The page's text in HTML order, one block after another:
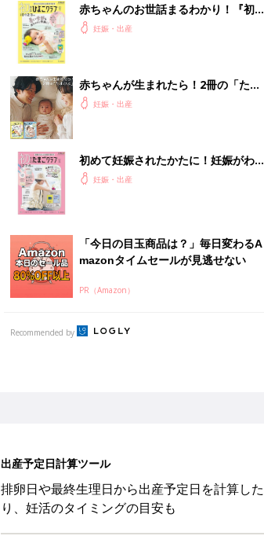
赤ちゃんのお世話まるわかり！『初め
てのひよこクラブ 夏号』〈巻頭大特
妊娠・出産
赤ちゃんが生まれたら！2冊の「たま
ひよ」
妊娠・出産
初めて妊娠されたかたに！妊娠がわか
ったら最初に読む本『初めてのたまご
妊娠・出産
「今日の目玉商品は？」毎日変わるA
mazonタイムセールが見逃せない
PR（Amazon）
Recommended by
出産予定日計算ツール
排卵日や最終生理日から出産予定日を計算した
り、妊活のタイミングの目安も